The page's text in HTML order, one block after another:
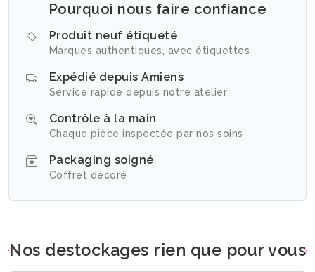
Pourquoi nous faire confiance
Produit neuf étiqueté
Marques authentiques, avec étiquettes
Expédié depuis Amiens
Service rapide depuis notre atelier
Contrôle à la main
Chaque pièce inspectée par nos soins
Packaging soigné
Coffret décoré
Nos destockages rien que pour vous